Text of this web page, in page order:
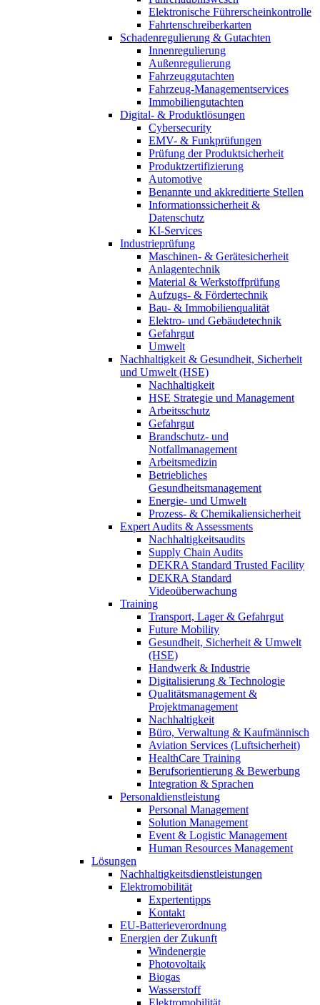
Elektronische Führerscheinkontrolle
Fahrtenschreiberkarten
Schadenregulierung & Gutachten
Innenregulierung
Außenregulierung
Fahrzeuggutachten
Fahrzeug-Managementservices
Immobiliengutachten
Digital- & Produktlösungen
Cybersecurity
EMV- & Funkprüfungen
Prüfung der Produktsicherheit
Produktzertifizierung
Automotive
Benannte und akkreditierte Stellen
Informationssicherheit &
Datenschutz
KI-Services
Industrieprüfung
Maschinen- & Gerätesicherheit
Anlagentechnik
Material & Werkstoffprüfung
Aufzugs- & Fördertechnik
Bau- & Immobilienqualität
Elektro- und Gebäudetechnik
Gefahrgut
Umwelt
Nachhaltigkeit & Gesundheit, Sicherheit
und Umwelt (HSE)
Nachhaltigkeit
HSE Strategie und Management
Arbeitsschutz
Gefahrgut
Brandschutz- und
Notfallmanagement
Arbeitsmedizin
Betriebliches
Gesundheitsmanagement
Energie- und Umwelt
Prozess- & Chemikaliensicherheit
Expert Audits & Assessments
Nachhaltigkeitsaudits
Supply Chain Audits
DEKRA Standard Trusted Facility
DEKRA Standard
Videoüberwachung
Training
Transport, Lager & Gefahrgut
Future Mobility
Gesundheit, Sicherheit & Umwelt
(HSE)
Handwerk & Industrie
Digitalisierung & Technologie
Qualitätsmanagement &
Projektmanagement
Nachhaltigkeit
Büro, Verwaltung & Kaufmännisch
Aviation Services (Luftsicherheit)
HealthCare Training
Berufsorientierung & Bewerbung
Integration & Sprachen
Personaldienstleistung
Personal Management
Solution Management
Event & Logistic Management
Human Resources Management
Lösungen
Nachhaltigkeitsdienstleistungen
Elektromobilität
Expertentipps
Kontakt
EU-Batterieverordnung
Energien der Zukunft
Windenergie
Photovoltaik
Biogas
Wasserstoff
Elektromobilität